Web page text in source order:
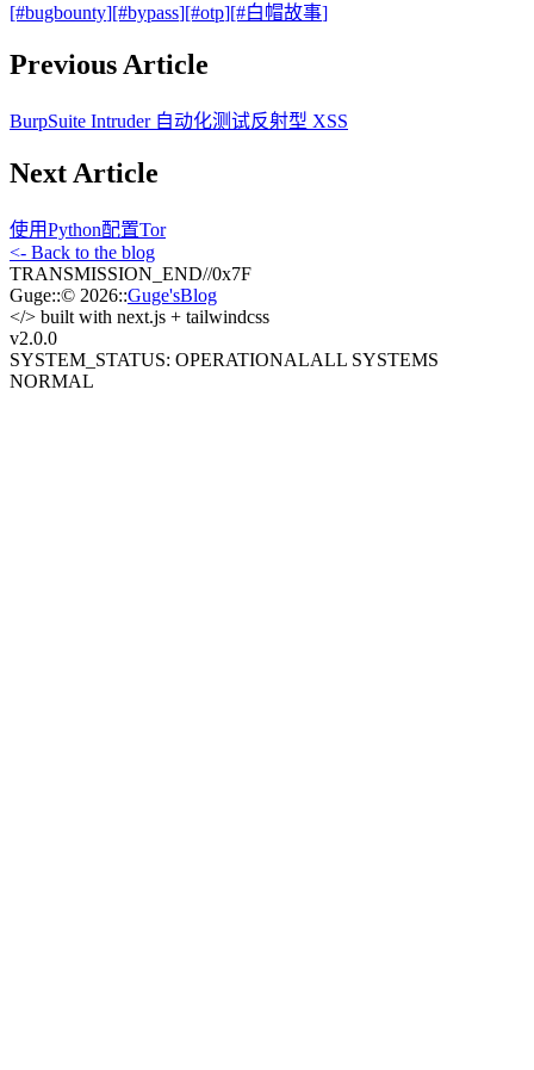
[#bugbounty][#bypass][#otp][#白帽故事]
Previous Article
BurpSuite Intruder 自动化测试反射型 XSS
Next Article
使用Python配置Tor
<- Back to the blog
TRANSMISSION_END//0x7F
Guge::© 2026::Guge'sBlog
</> built with next.js + tailwindcss
v2.0.0
SYSTEM_STATUS: OPERATIONALALL SYSTEMS
NORMAL